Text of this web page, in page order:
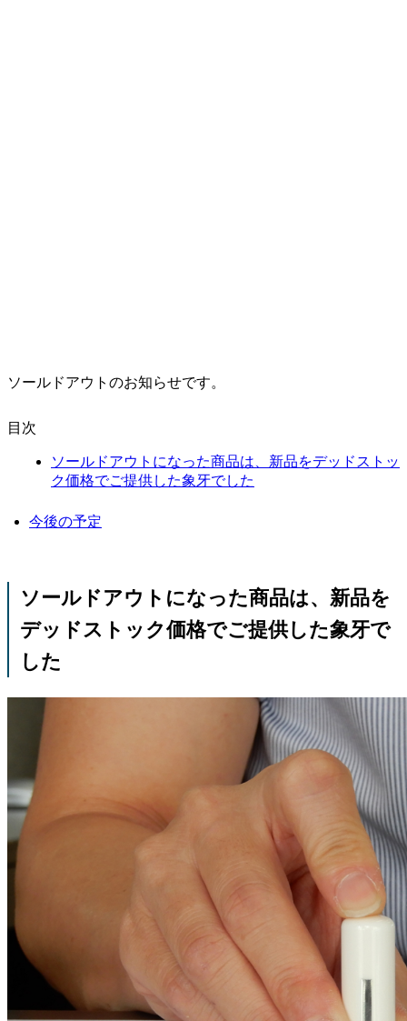
ソールドアウトのお知らせです。
目次
ソールドアウトになった商品は、新品をデッドストッ
ク価格でご提供した象牙でした
今後の予定
ソールドアウトになった商品は、新品を
デッドストック価格でご提供した象牙で
した